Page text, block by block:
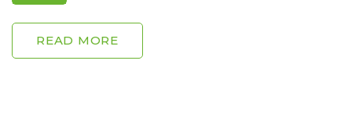
READ MORE